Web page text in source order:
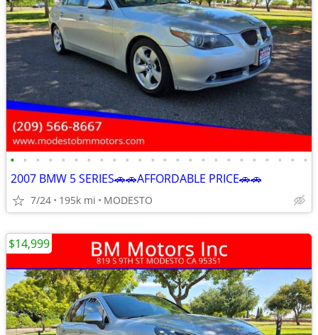
• • • • • • • • • • • • • • • • • • • • • • • •
2007 BMW 5 SERIES🚗🚗AFFORDABLE PRICE🚗🚗
7/24 195k mi MODESTO
$14,999